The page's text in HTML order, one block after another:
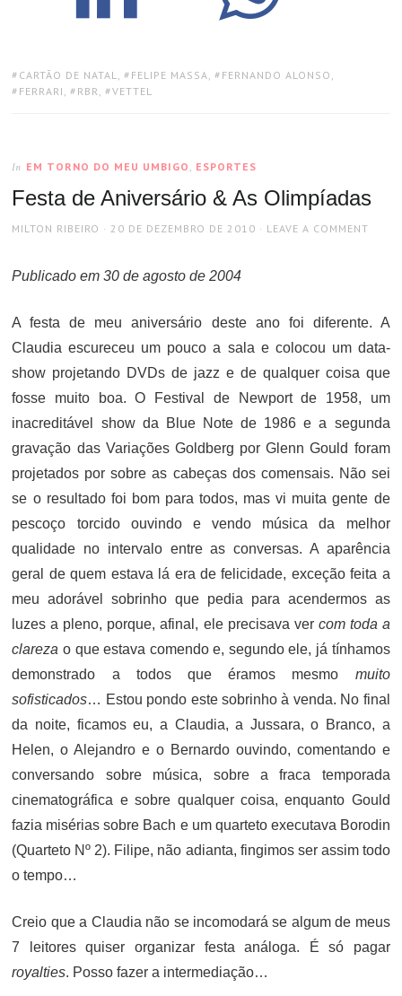
TAGS:
CARTÃO DE NATAL, FELIPE MASSA, FERNANDO ALONSO ,
FERRARI , RBR, VETTEL
In EM TORNO DO MEU UMBIGO , ESPORTES
Festa de Aniversário & As Olimpíadas
AUTHOR
MILTON RIBEIRO
POSTED
20 DE DEZEMBRO DE 2010 LEAVE A COMMENT
Publicado em 30 de agosto de 2004
A festa de meu aniversário deste ano foi diferente. A
Claudia escureceu um pouco a sala e colocou um data-
show projetando DVDs de jazz e de qualquer coisa que
fosse muito boa. O Festival de Newport de 1958, um
inacreditável show da Blue Note de 1986 e a segunda
gravação das Variações Goldberg por Glenn Gould foram
projetados por sobre as cabeças dos comensais. Não sei
se o resultado foi bom para todos, mas vi muita gente de
pescoço torcido ouvindo e vendo música da melhor
qualidade no intervalo entre as conversas. A aparência
geral de quem estava lá era de felicidade, exceção feita a
meu adorável sobrinho que pedia para acendermos as
luzes a pleno, porque, afinal, ele precisava ver com toda a
clareza o que estava comendo e, segundo ele, já tínhamos
demonstrado a todos que éramos mesmo muito
sofisticados… Estou pondo este sobrinho à venda. No final
da noite, ficamos eu, a Claudia, a Jussara, o Branco, a
Helen, o Alejandro e o Bernardo ouvindo, comentando e
conversando sobre música, sobre a fraca temporada
cinematográfica e sobre qualquer coisa, enquanto Gould
fazia misérias sobre Bach e um quarteto executava Borodin
(Quarteto Nº 2). Filipe, não adianta, fingimos ser assim todo
o tempo…
Creio que a Claudia não se incomodará se algum de meus
7 leitores quiser organizar festa análoga. É só pagar
royalties. Posso fazer a intermediação…